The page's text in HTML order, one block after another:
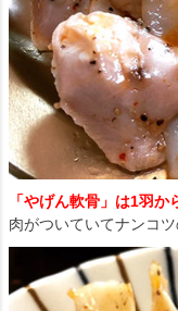
「やげん軟骨」は1羽
肉がついていてナンコ